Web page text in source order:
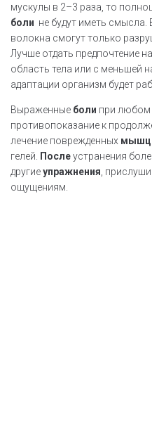
мускулы в 2–3 раза, то
боли не будут иметь
волокна смогут только
Лучше отдать предпочтение
область тела или с меньшей
адаптации организм будет
Выраженные боли при любом
противопоказание к
лечение поврежденных мышц
гелей. Послеустранения
другиеупражнения ,
ощущениям.